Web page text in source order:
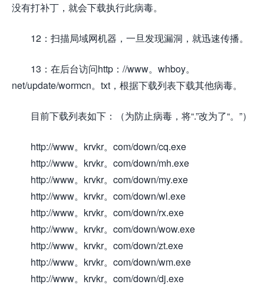
没有打补丁，就会下载执行此病毒。
12：扫描局域网机器，一旦发现漏洞，就迅速传播。
13：在后台访问http：//www。whboy。
net/update/wormcn。txt，根据下载列表下载其他病毒。
目前下载列表如下：（为防止病毒，将“.”改为了“。”）
http://www。krvkr。com/down/cq.exe
http://www。krvkr。com/down/mh.exe
http://www。krvkr。com/down/my.exe
http://www。krvkr。com/down/wl.exe
http://www。krvkr。com/down/rx.exe
http://www。krvkr。com/down/wow.exe
http://www。krvkr。com/down/zt.exe
http://www。krvkr。com/down/wm.exe
http://www。krvkr。com/down/dj.exe